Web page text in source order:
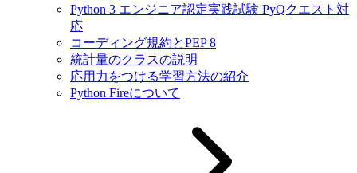
Python 3 エンジニア認定実践試験 PyQクエスト対
応
コーディング規約とPEP 8
統計量のクラスの説明
応用力をつける学習方法の紹介
Python Fireについて